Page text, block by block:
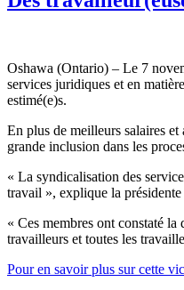
Oshawa (Ontario) – Le 7
services juridiques et en
estimé(e)s.
En plus de meilleurs salaires
grande inclusion dans les
« La syndicalisation des
travail », explique la
« Ces membres ont constaté
travailleurs et toutes les
Pour en savoir plus sur cette